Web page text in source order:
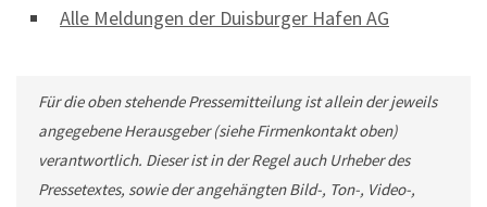
Alle Meldungen der Duisburger Hafen AG
Für die oben stehende Pressemitteilung ist allein der jeweils
angegebene Herausgeber (siehe Firmenkontakt oben)
verantwortlich. Dieser ist in der Regel auch Urheber des
Pressetextes, sowie der angehängten Bild-, Ton-, Video-,